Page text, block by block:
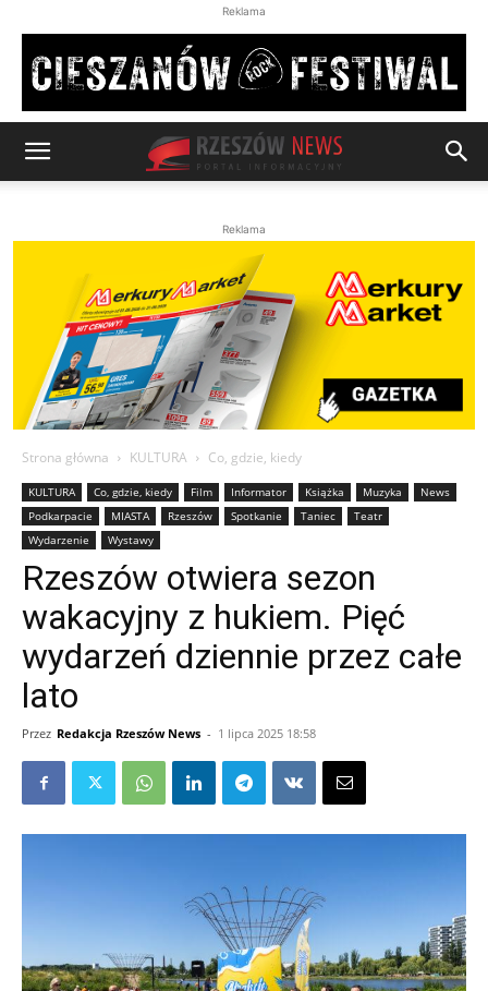
Reklama
Reklama
Strona główna KULTURA Co, gdzie, kiedy
KULTURA Co, gdzie, kiedy Film Informator Książka Muzyka
News
Podkarpacie
MIASTA Rzeszów Spotkanie Taniec
Teatr
Wydarzenie
Wystawy
Rzeszów otwiera sezon
wakacyjny z hukiem. Pięć
wydarzeń dziennie przez całe
lato
Przez Redakcja Rzeszów News - 1 lipca 2025 18:58